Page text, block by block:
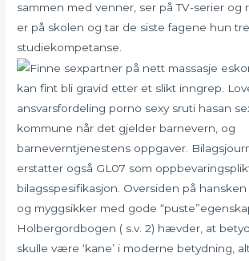
sammen med venner, ser på TV-serier og
er på skolen og tar de siste fagene hun
studiekompetanse.
kan fint bli gravid etter et slikt inngrep.
ansvarsfordeling porno sexy sruti hasan
kommune når det gjelder barnevern, og
barneverntjenestens oppgaver.
erstatter også GL07 som
bilagsspesifikasjon. Oversiden på
og myggsikker med gode
Holbergordbogen ( s.v. 2) hævder, at
skulle være ‘kane’ i moderne betydning,